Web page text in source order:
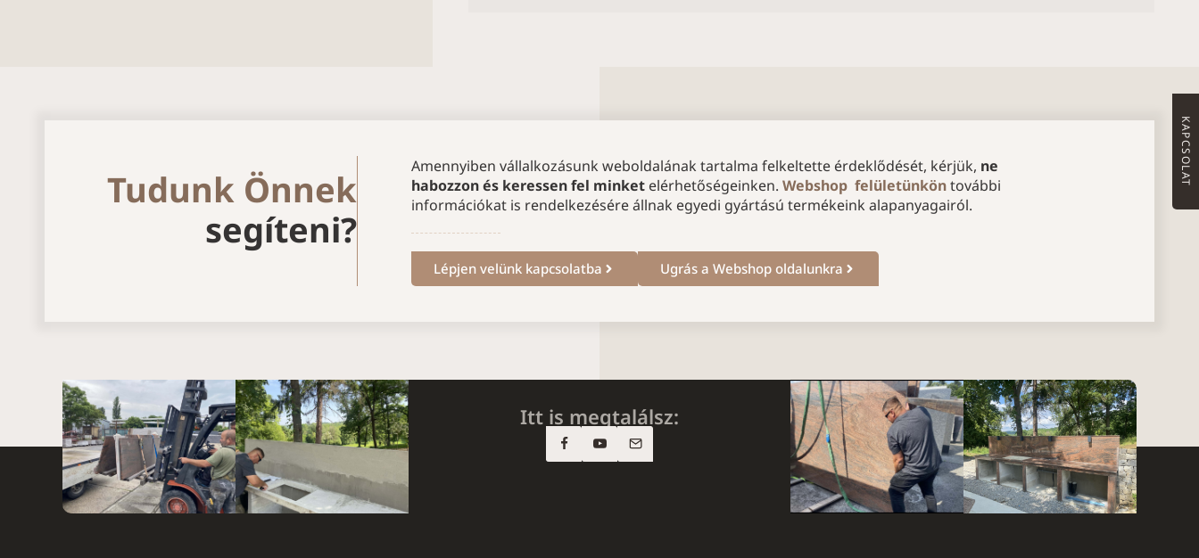
KAPCSOLAT
Tudunk Önnek
segíteni?
Amennyiben vállalkozásunk weboldalának tartalma felkeltette érdeklődését, kérjük, ne
habozzon és keressen fel minket elérhetőségeinken. Webshop felületünköntovábbi
információkat is rendelkezésére állnak egyedi gyártású termékeink alapanyagairól.
Lépjen velünk kapcsolatba Ugrás a Webshop oldalunkra
Itt is megtalálsz: